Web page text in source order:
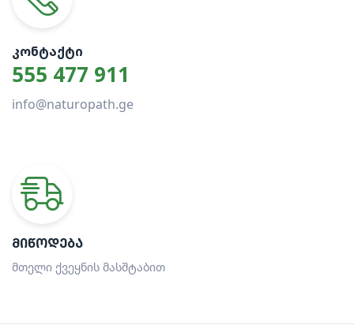
ᲙᲝᲜᲢᲐᲥᲢᲘ
555 477 911
info@naturopath.ge
ᲛᲘᲬᲝᲓᲔᲑᲐ
მთელი ქვეყნის მასშტაბით